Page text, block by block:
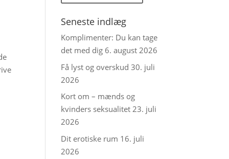
Seneste indlæg
Komplimenter: Du kan tage
det med dig 6. august 2026
Få lyst og overskud 30. juli
2026
Kort om – mænds og
kvinders seksualitet 23. juli
2026
Dit erotiske rum 16. juli
2026